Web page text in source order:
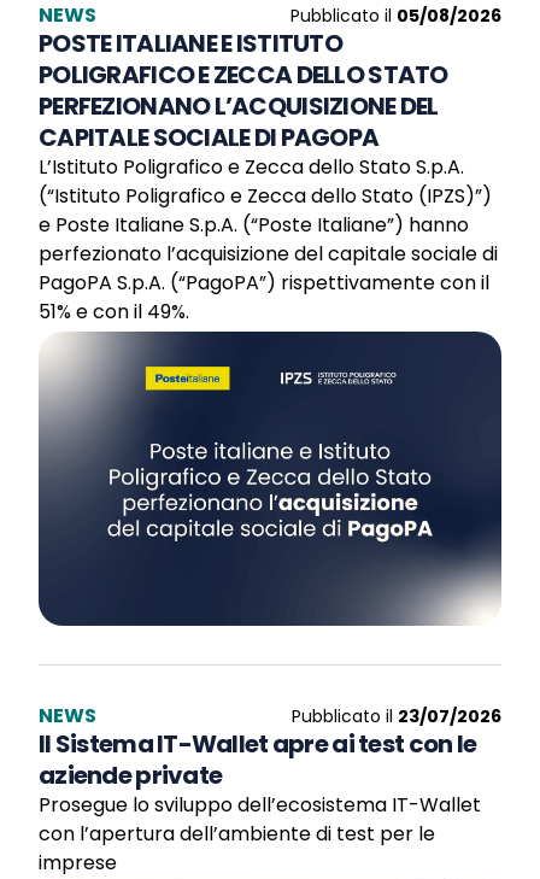
NEWS Pubblicato il 05/08/2026
POSTE ITALIANE E ISTITUTO
POLIGRAFICO E ZECCA DELLO STATO
PERFEZIONANO L’ACQUISIZIONE DEL
CAPITALE SOCIALE DI PAGOPA
L’Istituto Poligrafico e Zecca dello Stato S.p.A.
(“Istituto Poligrafico e Zecca dello Stato (IPZS)”)
e Poste Italiane S.p.A. (“Poste Italiane”) hanno
perfezionato l’acquisizione del capitale sociale di
PagoPA S.p.A. (“PagoPA”) rispettivamente con il
51% e con il 49%.
NEWS Pubblicato il 23/07/2026
Il Sistema IT-Wallet apre ai test con le
aziende private
Prosegue lo sviluppo dell’ecosistema IT-Wallet
con l’apertura dell’ambiente di test per le
imprese